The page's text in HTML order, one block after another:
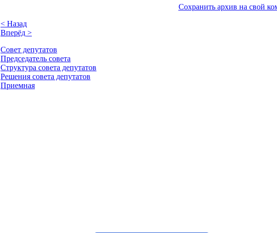
Сохранить архив на свой
< Назад
Вперёд >
Совет депутатов
Председатель совета
Структура совета депутатов
Решения совета депутатов
Приемная